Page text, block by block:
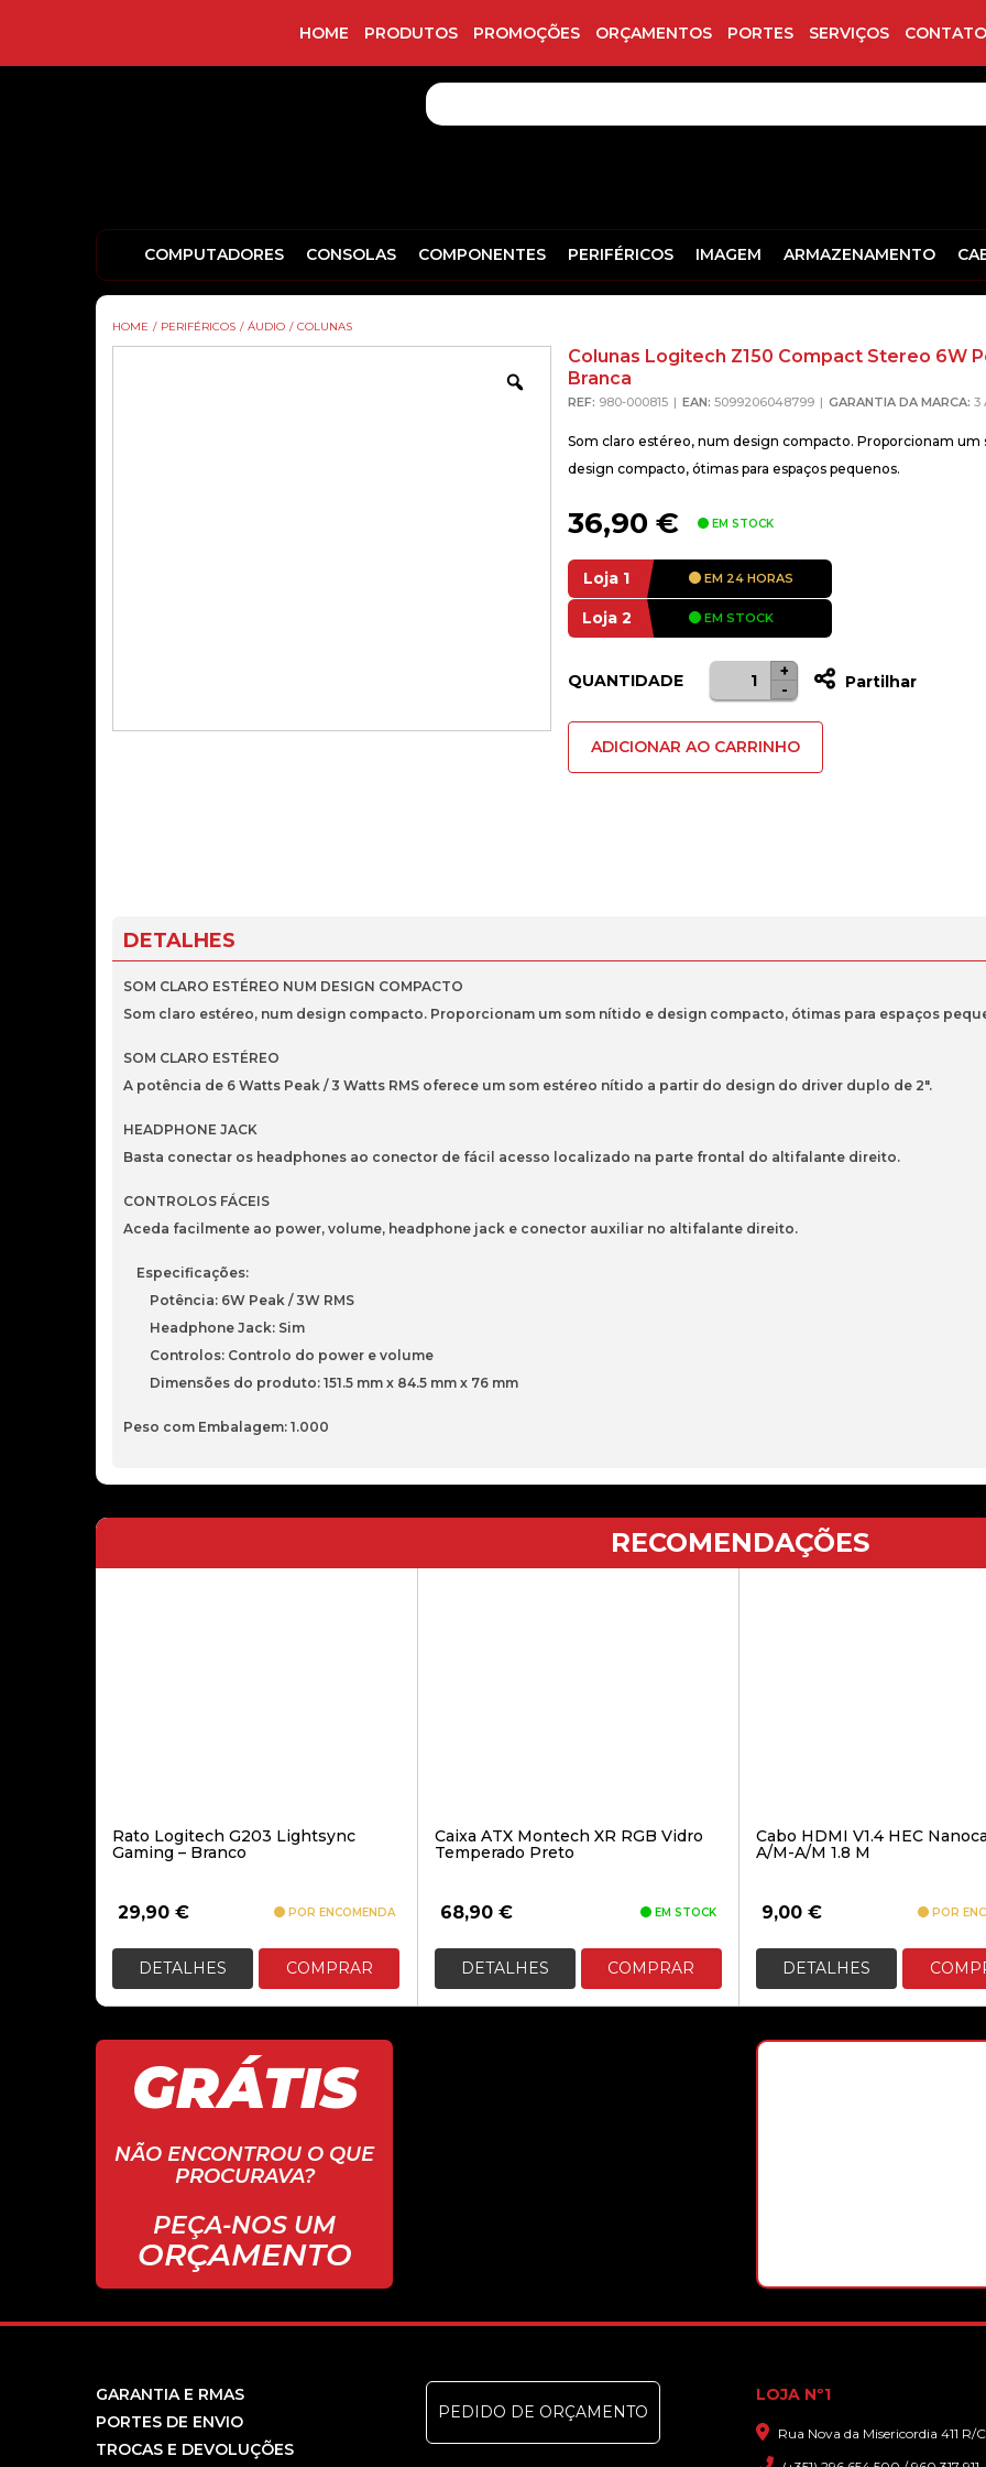
HOME PRODUTOS PROMOÇÕES ORÇAMENTOS PORTES SERVIÇOS
COMPUTADORES CONSOLAS COMPONENTES PERIFÉRICOS IMAGEM ARMAZENAMENTO
HOME / PERIFÉRICOS / ÁUDIO / COLUNAS
Zoom
Colunas Logitech Z150 Compact Stereo 6W
Branca
REF: 980-000815 EAN: 5099206048799 GARANTIA DA MARCA: 3
Som claro estéreo, num design compacto. Proporcionam um
design compacto, ótimas para espaços pequenos.
36,90 € EM STOCK
Loja 1 EM 24 HORAS
Loja 2 EM STOCK
QUANTIDADE
Quantidade
de
Colunas
Logitech
-
+
Partilhar
ADICIONAR AO CARRINHO
DETALHES
SOM CLARO ESTÉREO NUM DESIGN COMPACTO
Som claro estéreo, num design compacto. Proporcionam um som nítido e design compacto, ótimas para espaços
SOM CLARO ESTÉREO
A potência de 6 Watts Peak / 3 Watts RMS oferece um som estéreo nítido a partir do design do driver duplo de 2".
HEADPHONE JACK
Basta conectar os headphones ao conector de fácil acesso localizado na parte frontal do altifalante direito.
CONTROLOS FÁCEIS
Aceda facilmente ao power, volume, headphone jack e conector auxiliar no altifalante direito.
Especificações:
Potência: 6W Peak / 3W RMS
Headphone Jack: Sim
Controlos: Controlo do power e volume
Dimensões do produto: 151.5 mm x 84.5 mm x 76 mm
Peso com Embalagem: 1.000
RECOMENDAÇÕES
Rato Logitech G203 Lightsync
Gaming – Branco
29,90 € POR ENCOMENDA
DETALHES COMPRAR
Caixa ATX Montech XR RGB Vidro
Temperado Preto
68,90 € EM STOCK
DETALHES COMPRAR
Cabo HDMI V1.4 HEC
A/M-A/M 1.8 M
9,00 € POR
DETALHES
GRÁTIS
NÃO ENCONTROU O QUE
PROCURAVA?
PEÇA-NOS UM
ORÇAMENTO
GARANTIA E RMAS
PORTES DE ENVIO
TROCAS E DEVOLUÇÕES
PEDIDO DE ORÇAMENTO
LOJA Nº1
Rua Nova da Misericordia 411 R/